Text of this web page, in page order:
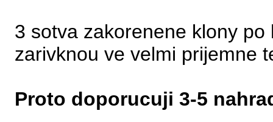
3 sotva zakorenene klony
zarivknou ve velmi prijemne
Proto doporucuji 3-5